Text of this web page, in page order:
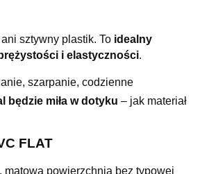
sztywny plastik. To idealny
i elastyczności.
szarpanie, codzienne
będzie miła w dotyku – jak materiał
FLAT
matowa powierzchnia bez typowej